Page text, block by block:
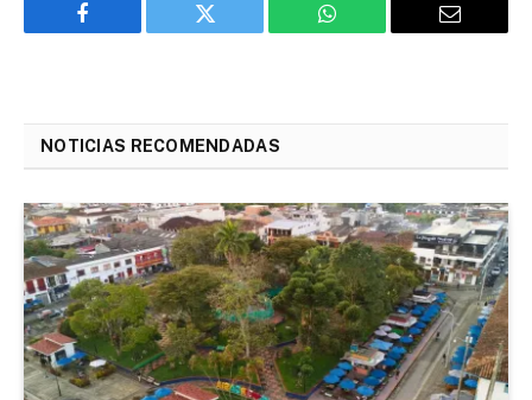
Facebook Twitter WhatsApp Email
NOTICIAS RECOMENDADAS